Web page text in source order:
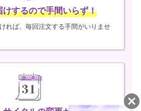
けするので手間いらず！
れば、毎回注文する手間がいりませ